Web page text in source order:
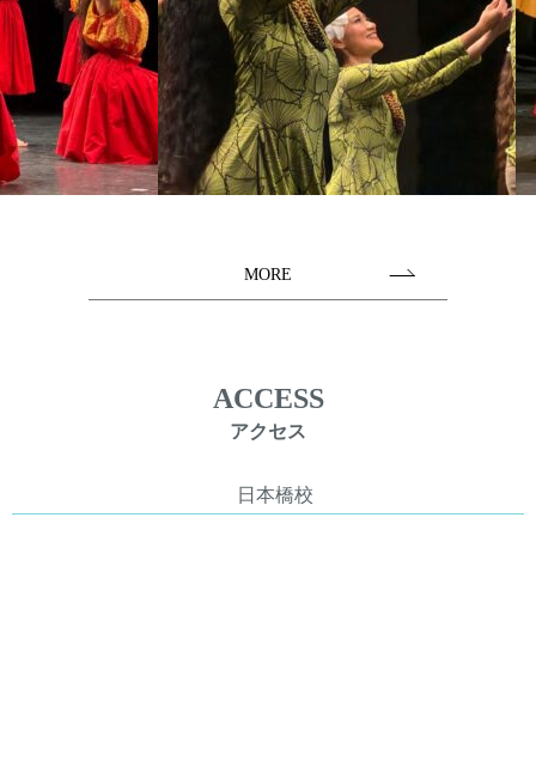
2025/03/25
4/13(日)湘南アロハパーティーに出演いたします
2024/10/01
10/20(SUN) 平塚でハワイアンライブやらせていただきます
MORE
ACCESS
アクセス
日本橋校